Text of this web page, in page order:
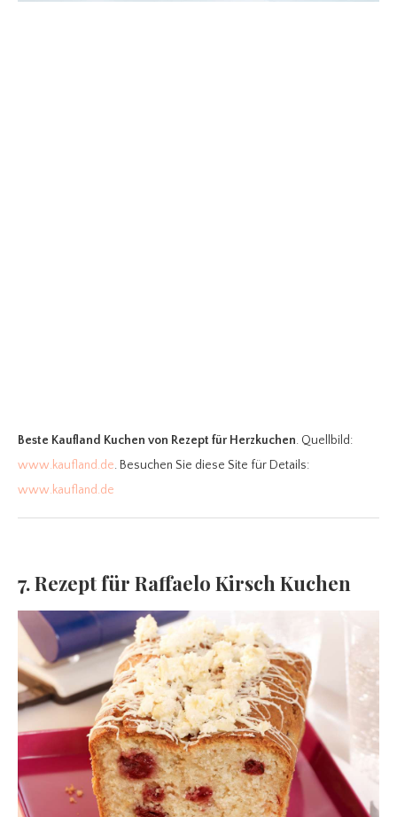
Beste Kaufland Kuchen von Rezept für Herzkuchen. Quellbild:
www.kaufland.de. Besuchen Sie diese Site für Details:
www.kaufland.de
7. Rezept für Raffaelo Kirsch Kuchen